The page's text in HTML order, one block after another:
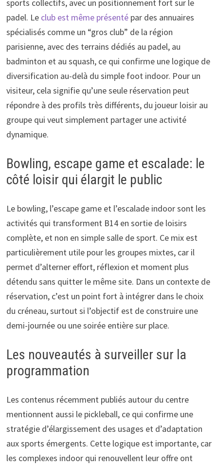
sports collectifs, avec un positionnement fort sur le
padel. Le club est même présentépar des annuaires
spécialisés comme un “gros club” de la région
parisienne, avec des terrains dédiés au padel, au
badminton et au squash, ce qui confirme une logique de
diversification au-delà du simple foot indoor. Pour un
visiteur, cela signifie qu’une seule réservation peut
répondre à des profils très différents, du joueur loisir au
groupe qui veut simplement partager une activité
dynamique.
Bowling, escape game et escalade: le
côté loisir qui élargit le public
Le bowling, l’escape game et l’escalade indoor sont les
activités qui transforment B14 en sortie de loisirs
complète, et non en simple salle de sport. Ce mix est
particulièrement utile pour les groupes mixtes, car il
permet d’alterner effort, réflexion et moment plus
détendu sans quitter le même site. Dans un contexte de
réservation, c’est un point fort à intégrer dans le choix
du créneau, surtout si l’objectif est de construire une
demi-journée ou une soirée entière sur place.
Les nouveautés à surveiller sur la
programmation
Les contenus récemment publiés autour du centre
mentionnent aussi le pickleball, ce qui confirme une
stratégie d’élargissement des usages et d’adaptation
aux sports émergents. Cette logique est importante, car
les complexes indoor qui renouvellent leur offre ont